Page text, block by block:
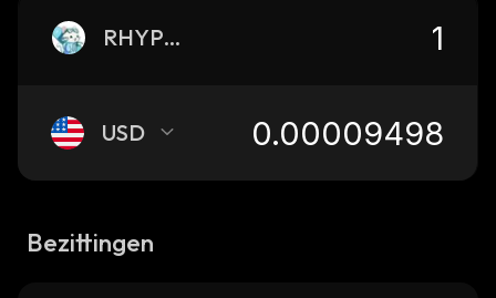
RHYPURR
USD
Bezittingen